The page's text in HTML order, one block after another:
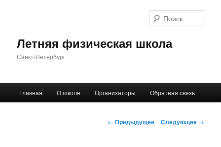
Летняя физическая школа
Санкт-Петербург
Перейти
Главная О школе Организаторы Обратная связь
Навигация
← Предыдущее Следующее →